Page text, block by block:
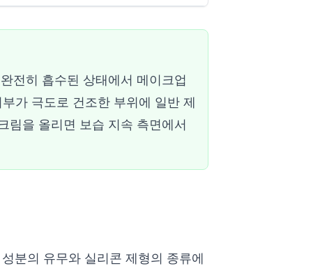
전히 흡수된 상태에서 메이크업
가 극도로 건조한 부위에 일반 제
림을 올리면 보습 지속 측면에서
분의 유무와 실리콘 제형의 종류에